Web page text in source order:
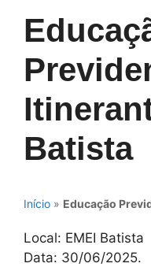
Batista
Início » Educação
Local: EMEI Batista
Data: 30/06/2025.